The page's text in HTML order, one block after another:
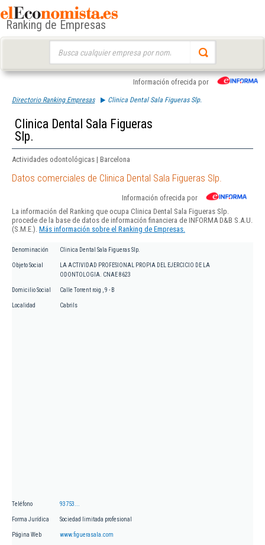
Ranking de Empresas
Información ofrecida por
Directorio Ranking Empresas Clinica Dental Sala Figueras Slp.
Clinica Dental Sala Figueras
Slp.
Actividades odontológicas | Barcelona
Datos comerciales de Clinica Dental Sala Figueras Slp.
Información ofrecida por
La información del Ranking que ocupa Clinica Dental Sala Figueras Slp.
procede de la base de datos de información financiera de INFORMA D&B S.A.U.
(S.M.E.). Más información sobre el Ranking de Empresas.
Denominación Clinica Dental Sala Figueras Slp.
Objeto Social
LA ACTIVIDAD PROFESIONAL PROPIA DEL EJERCICIO DE LA
ODONTOLOGIA. CNAE 8623
Domicilio Social Calle Torrent roig , 9 - B
Localidad Cabrils
Teléfono 93753...
Forma Jurídica Sociedad limitada profesional
Página Web www.figuerasala.com